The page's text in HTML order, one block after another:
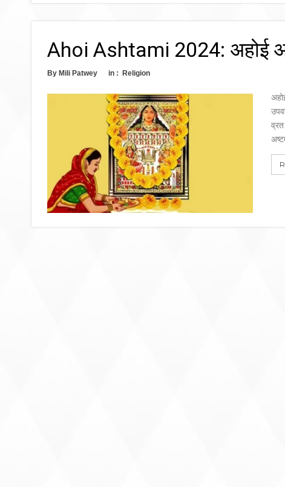
Ahoi Ashtami 2024: अहोई
By Mili Patwey in : Religion